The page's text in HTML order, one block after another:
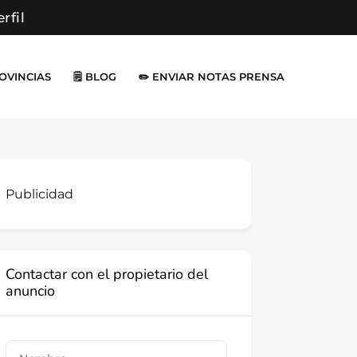
🗒️ BLOG ✏️ ENVIAR NOTAS PRENSA
Publicidad
Contactar con el propietario del
anuncio